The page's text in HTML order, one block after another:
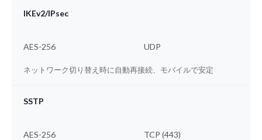
IKEv2/IPsec
AES-256 UDP
ネットワーク切り替え時に自動再接続、モバイルで安定
SSTP
AES-256 TCP (443)